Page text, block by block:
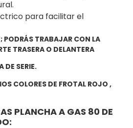
para facilitar el
PODRÁS TRABAJAR CON LA
TRASERA O DELANTERA
DE SERIE.
COLORES DE FROTAL ROJO ,
PLANCHA A GAS 80 DE